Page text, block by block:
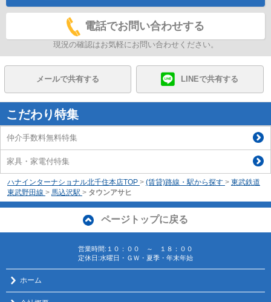
電話でお問い合わせする
現況の確認はお気軽にお問い合わせください。
メールで共有する LINEで共有する
こだわり特集
仲介手数料無料特集
家具・家電付特集
ハナインターナショナル北千住本店TOP > (賃貸)路線・駅から探す > 東武鉄道
東武野田線 > 馬込沢駅 > タウンアサヒ
ページトップに戻る
営業時間:１０：００ ～ １８：００
定休日:水曜日・ＧＷ・夏季・年末年始
ホーム